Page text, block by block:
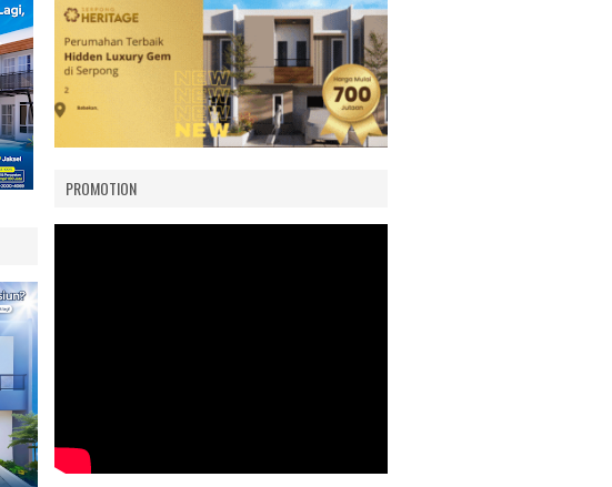
PROMOTION